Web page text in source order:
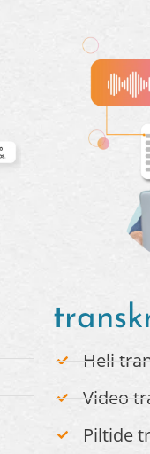
Heli
Video
Piltide